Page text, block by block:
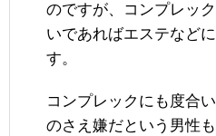
のですが、コンプレッ
いであればエステなど
す。
コンプレックにも度合
のさえ嫌だという男性